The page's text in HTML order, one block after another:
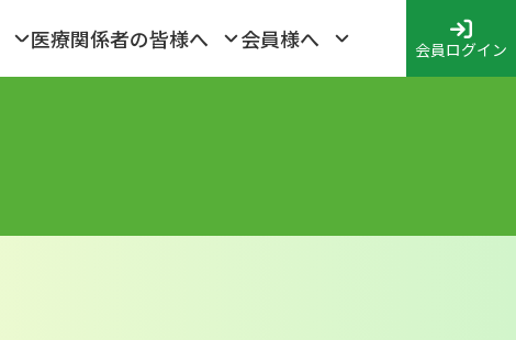
医療関係者の皆様へ 会員様へ 会員ログイン